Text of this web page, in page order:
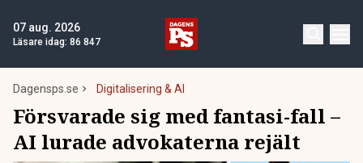
07 aug. 2026
Läsare idag: 86 847
Dagensps.se Digitalisering & AI
Försvarade sig med fantasi-fall –
AI lurade advokaterna rejält